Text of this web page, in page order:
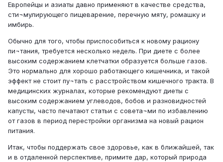
Европейцы и азиаты давно применяют в качестве средства,
сти¬мулирующего пищеварение, перечную мяту, ромашку и
имбирь.
Обычно для того, чтобы приспособиться к новому рациону
пи¬тания, требуется несколько недель. При диете с более
высоким содержанием клетчатки образуется больше газов.
Это нормально для хорошо работающего кишечника, и такой
эффект не стоит пу¬тать с расстройством кишечного тракта. В
медицинских журналах, которые рекомендуют диеты с
высоким содержанием углеводов, бобов и разновидностей
капусты, часто печатают статьи с совета¬ми по избавлению
от газов в период перестройки организма на новый рацион
питания.
Итак, чтобы поддержать свое здоровье, как в ближайшей, так
и в отдаленной перспективе, примите дар, который природа